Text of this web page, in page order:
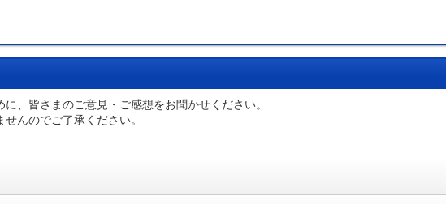
、皆さまのご意見・ご感想をお聞かせください。
んのでご了承ください。